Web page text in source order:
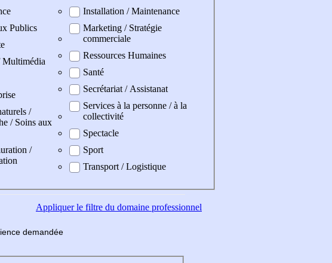
Publics
Multimédia
/
/ Soins aux
/
Installation / Maintenance
Marketing / Stratégie
commerciale
Ressources Humaines
Santé
Secrétariat / Assistanat
Services à la personne / à la
collectivité
Spectacle
Sport
Transport / Logistique
Appliquerle filtre du domaine professionnel
demandée